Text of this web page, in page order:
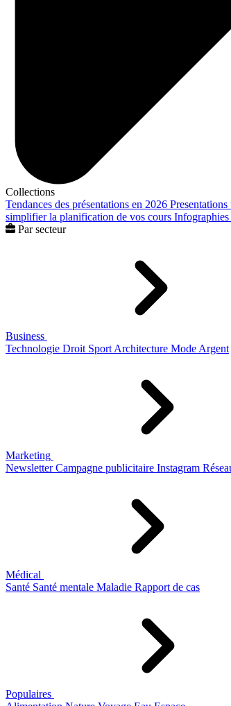
Collections
Tendances des présentations en 2026
simplifier la planification de vos cours Infographies
Par secteur
Business
Technologie Droit Sport Architecture Mode Argent
Marketing
Newsletter Campagne publicitaire Instagram
Médical
Santé Santé mentale Maladie Rapport de cas
Populaires